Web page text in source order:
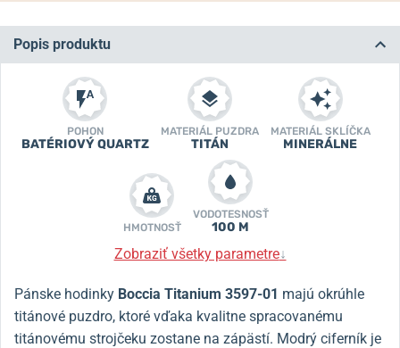
Popis produktu
POHON
BATÉRIOVÝ QUARTZ
MATERIÁL PUZDRA
TITÁN
MATERIÁL SKLÍČKA
MINERÁLNE
HMOTNOSŤ
VODOTESNOSŤ
100 M
Zobraziť všetky parametre↓
Pánske hodinky Boccia Titanium 3597-01 majú okrúhle
titánové puzdro, ktoré vďaka kvalitne spracovanému
titánovému strojčeku zostane na zápästí. Modrý ciferník je